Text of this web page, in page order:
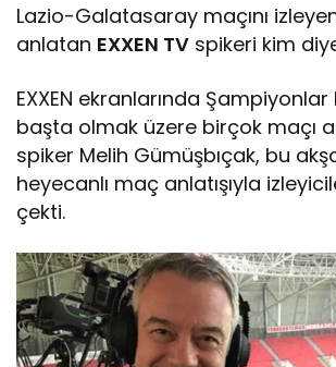
Lazio-Galatasaray maçını
anlatan EXXEN TV spikeri kim
EXXEN ekranlarında Şampiyonlar
başta olmak üzere birçok maçı
spiker Melih Gümüşbıçak, bu
heyecanlı maç anlatışıyla
çekti.